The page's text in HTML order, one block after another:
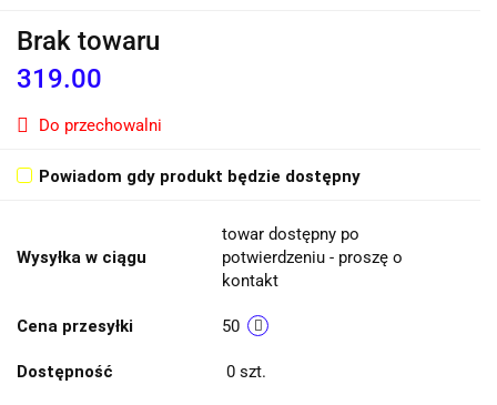
Brak towaru
319.00
Do przechowalni
Powiadom gdy produkt będzie dostępny
Wysyłka w ciągu
towar dostępny po
potwierdzeniu - proszę o
kontakt
Cena przesyłki 50
Dostępność 0 szt.